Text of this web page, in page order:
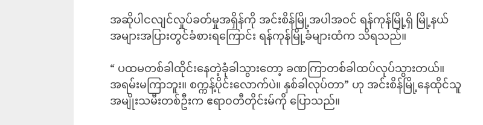
အဆိုပါငလျင်လှုပ်ခတ်မှုအရှိန်ကို အင်းစိန်မြို့အပါအဝင် ရန်ကုန်မြို့ရှိ မြို့နယ်
အများအပြားတွင်ခံစားရကြောင်း ရန်ကုန်မြို့ခံများထံက သိရသည်။
“ ပထမတစ်ခါထိုင်းနေတဲ့ခုံခါသွားတော့ ခဏကြာတစ်ခါထပ်လုပ်သွားတယ်။
အရမ်းမကြာဘူး။ စက္ကန့်ပိုင်းလောက်ပဲ။ နှစ်ခါလုပ်တာ” ဟု အင်းစိန်မြို့နေထိုင်သူ
အမျိုးသမီးတစ်ဦးက ဧရာ၀တီတိုင်းမ်ကို ပြောသည်။